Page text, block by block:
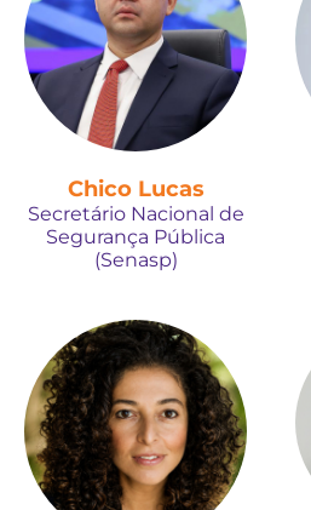
Chico Lucas
Secretário Nacional de
Segurança Pública
(Senasp)